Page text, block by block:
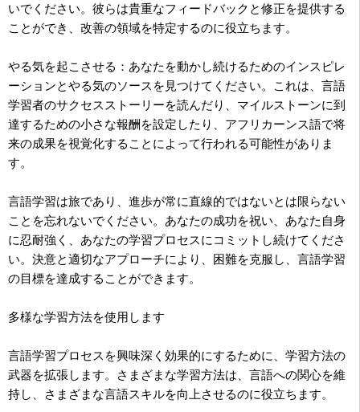
いでください。彼らは貴重なフィードバックと修正を提供する
ことができ、改善の領域を特定するのに役立ちます。
やる気を起こさせる：あなたを動かし続けるためのインスピレ
ーションとやる気のソースを見つけてください。これは、言語
学習者のサクセスストーリーを読んだり、マイルストーンに到
達するための小さな報酬を設定したり、アフリカーンス語で将
来の成果を視覚化することによって行われる可能性がありま
す。
言語学習は旅であり、進歩が常に直線的ではないとは限らない
ことを忘れないでください。あなたの成功を祝い、あなた自身
に忍耐強く、あなたの学習プロセスにコミットし続けてくださ
い。決意と適切なアプローチにより、困難を克服し、言語学習
の目標を達成することができます。
多様な学習方法を使用します
言語学習プロセスを興味深く効果的にするために、学習方法の
武器を拡張します。さまざまな学習方法は、言語への関心を維
持し、さまざまな言語スキルを向上させるのに役立ちます。